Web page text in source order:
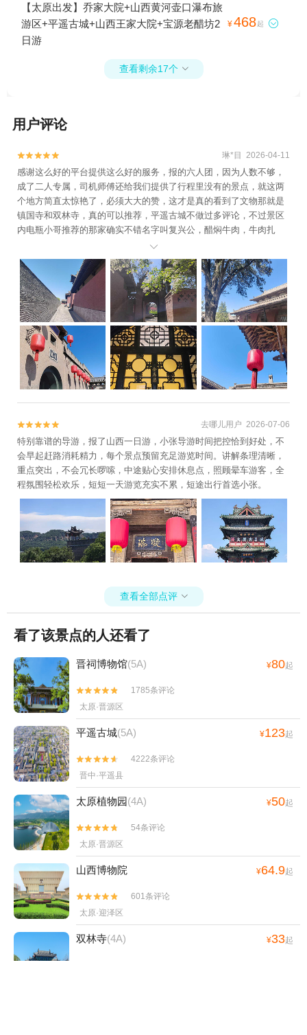
【太原出发】乔家大院+山西黄河壶口瀑布旅
游区+平遥古城+山西王家大院+宝源老醋坊2
日游
¥468起 
查看剩余17个 
用户评论

 琳*目 2026-04-11
感谢这么好的平台提供这么好的服务，报的六人团，因为人数不够，
成了二人专属，司机师傅还给我们提供了行程里没有的景点，就这两
个地方简直太惊艳了，必须大大的赞，这才是真的看到了文物那就是
镇国寺和双林寺，真的可以推荐，平遥古城不做过多评论，不过景区
内电瓶小哥推荐的那家确实不错名字叫复兴公，醋焖牛肉，牛肉扎
实，一点儿不塞牙，醋的酸味儿没有，只留下了香，感叹山西人把醋
的烹饪做到了极致


 去哪儿用户 2026-07-06
特别靠谱的导游，报了山西一日游，小张导游时间把控恰到好处，不
会早起赶路消耗精力，每个景点预留充足游览时间。讲解条理清晰，
重点突出，不会冗长啰嗦，中途贴心安排休息点，照顾晕车游客，全
程氛围轻松欢乐，短短一天游览充实不累，短途出行首选小张。
查看全部点评 
看了该景点的人还看了
晋祠博物馆(5A) ¥80起


1785条评论
太原·晋源区
平遥古城(5A) ¥123起


4222条评论
晋中·平遥县
太原植物园(4A) ¥50起


54条评论
太原·晋源区
山西博物院 ¥64.9起


601条评论
太原·迎泽区
双林寺(4A) ¥33起